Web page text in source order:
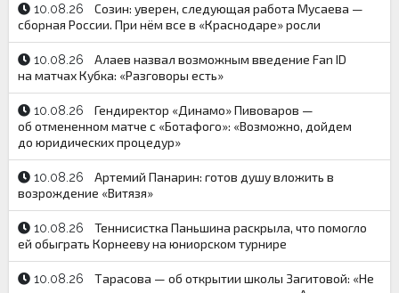
10.08.26
Созин: уверен, следующая работа Мусаева —
сборная России. При нём все в «Краснодаре» росли
10.08.26
Алаев назвал возможным введение Fan ID
на матчах Кубка: «Разговоры есть»
10.08.26
Гендиректор «Динамо» Пивоваров —
об отмененном матче с «Ботафого»: «Возможно, дойдем
до юридических процедур»
10.08.26
Артемий Панарин: готов душу вложить в
возрождение «Витязя»
10.08.26
Теннисистка Паньшина раскрыла, что помогло
ей обыграть Корнееву на юниорском турнире
10.08.26
Тарасова — об открытии школы Загитовой: «Не